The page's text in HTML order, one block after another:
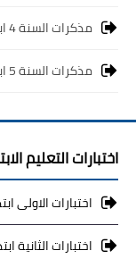
مذكرات السنة 4 ابتدائي
مذكرات السنة 5 ابتدائي
اختبارات التعليم
اختبارات الاولى
اختبارات الثانية